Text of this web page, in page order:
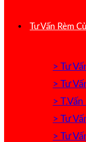
Tư Vấn Rèm
> Tư
> Tư
>
> Tư
> Tư